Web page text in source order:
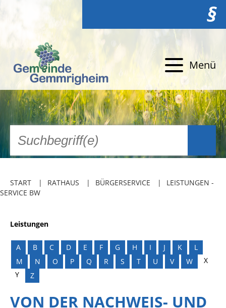
§
Menü
START RATHAUS BÜRGERSERVICE
LEISTUNGEN -
SERVICE BW
Leistungen
A B C D E F G H I J K
L
M
N O P Q R S T U V W
X
Y
Z
VON DER NACHWEIS- UND